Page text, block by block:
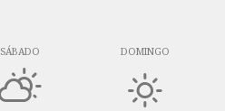
SÁBADO DOMINGO